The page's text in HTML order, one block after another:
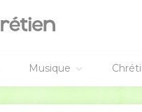
Musique
n’ignorons pas ses
que le Seigneur m’y ait
mon frère ;